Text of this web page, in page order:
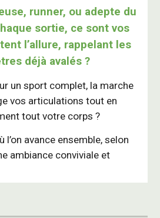
runner, ou adepte du
sortie, ce sont vos
l’allure, rappelant les
déjà avalés ?
un sport complet, la marche
vos articulations tout en
tout votre corps ?
l’on avance ensemble, selon
ambiance conviviale et